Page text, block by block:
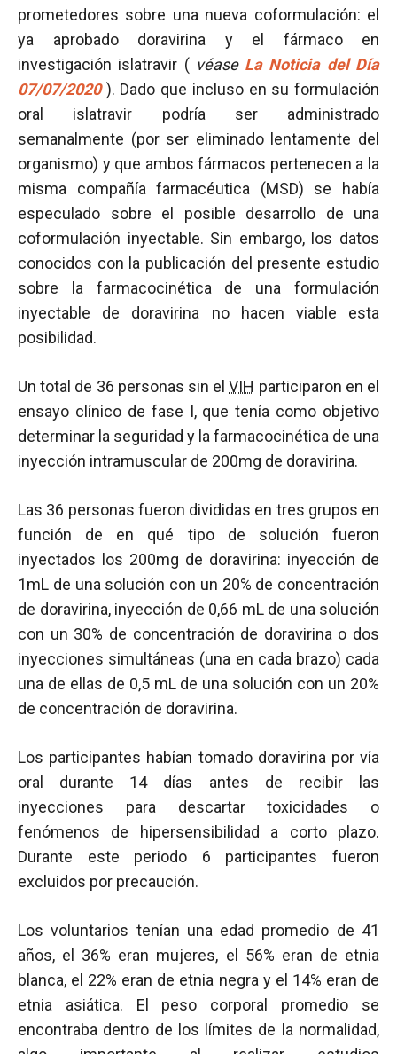
prometedores sobre una nueva coformulación: el
ya aprobado doravirina y el fármaco en
investigación islatravir ( véase La Noticia del Día
07/07/2020). Dado que incluso en su formulación
oral islatravir podría ser administrado
semanalmente (por ser eliminado lentamente del
organismo) y que ambos fármacos pertenecen a la
misma compañía farmacéutica (MSD) se había
especulado sobre el posible desarrollo de una
coformulación inyectable. Sin embargo, los datos
conocidos con la publicación del presente estudio
sobre la farmacocinética de una formulación
inyectable de doravirina no hacen viable esta
posibilidad.
Un total de 36 personas sin elVIH participaron en el
ensayo clínico de fase I, que tenía como objetivo
determinar la seguridad y la farmacocinética de una
inyección intramuscular de 200mg de doravirina.
Las 36 personas fueron divididas en tres grupos en
función de en qué tipo de solución fueron
inyectados los 200mg de doravirina: inyección de
1mL de una solución con un 20% de concentración
de doravirina, inyección de 0,66 mL de una solución
con un 30% de concentración de doravirina o dos
inyecciones simultáneas (una en cada brazo) cada
una de ellas de 0,5 mL de una solución con un 20%
de concentración de doravirina.
Los participantes habían tomado doravirina por vía
oral durante 14 días antes de recibir las
inyecciones para descartar toxicidades o
fenómenos de hipersensibilidad a corto plazo.
Durante este periodo 6 participantes fueron
excluidos por precaución.
Los voluntarios tenían una edad promedio de 41
años, el 36% eran mujeres, el 56% eran de etnia
blanca, el 22% eran de etnia negra y el 14% eran de
etnia asiática. El peso corporal promedio se
encontraba dentro de los límites de la normalidad,